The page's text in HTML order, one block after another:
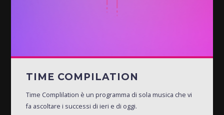
TIME COMPILATION
Time Complilation è un programma di sola musica che vi
fa ascoltare i successi di ieri e di oggi.